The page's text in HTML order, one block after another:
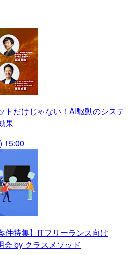
トだけじゃない！AI駆動のシステ
果
15:00
件特集】ITフリーランス向け
会 by クラスメソッド